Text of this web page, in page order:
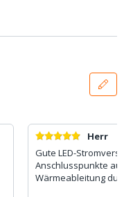
Herr
Gute LED-
Anschlusspunkte
Wärmeableitung